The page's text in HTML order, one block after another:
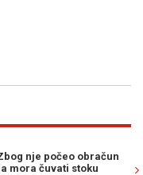
ANTONIO BANDERAS
Jedan događaj potpuno